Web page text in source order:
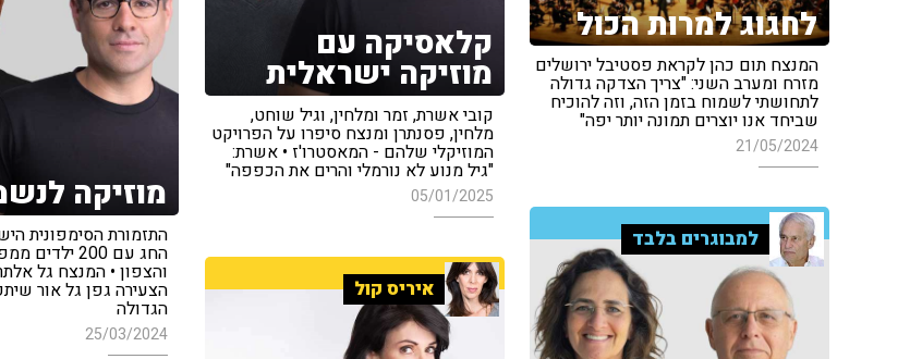
קלאסיקה עם
מוזיקה ישראלית
קובי אשרת, זמר ומלחין, וגיל שוחט,
מלחין, פסנתרן ומנצח סיפרו על הפרויקט
המוזיקלי שלהם - המאסטרו'ז • אשרת:
"גיל מנוע לא נורמלי והרים את הכפפה"
05/01/2025
לחגוג למרות הכול
המנצח תום כהן לקראת פסטיבל ירושלים
מזרח ומערב השני: "צריך הצדקה גדולה
לתחושתי לשמוח בזמן הזה, וזה להוכיח
שביחד אנו יוצרים תמונה יותר יפה"
21/05/2024
מוזיקה
התזמורת הסימפונית
החג עם 200
והצפון • המנצח גל
הצעירה גפן גל אור
הגדולה
25/03/2024
למבוגרים בלבד
איריס קול